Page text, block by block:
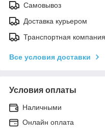
Самовывоз
Доставка курьером
Транспортная компания
Все условия доставки
Условия оплаты
Наличными
Онлайн оплата